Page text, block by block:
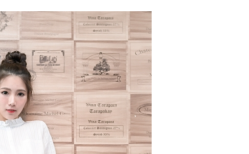
４．使用「AFTEE先享後付」時，將依據個別帳號之用戶狀況，依本公司
即時審查核予不同之上限額度；若仍有額度不足之情形，本公司將視審查
結果請求用戶進行身份認證。
５．嚴禁一人註冊多個帳號或使用他人資訊註冊。若發現惡意使用之情
形，恩沛科技股份有限公司將有權停止該用戶之使用額度並採取法律行
動。